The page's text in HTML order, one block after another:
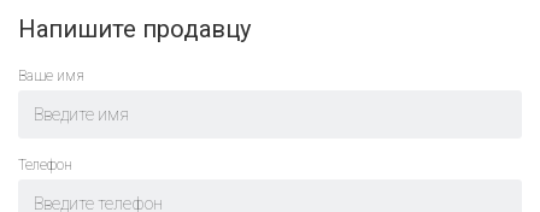
Напишите продавцу
Ваше имя
Телефон